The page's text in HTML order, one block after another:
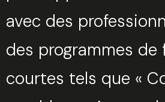
avec des
des programmes de
courtes tels que «